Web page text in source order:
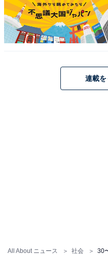
All About ニュース 社会
「積立型保険の加入状況
27.0％、「していないが
連載を